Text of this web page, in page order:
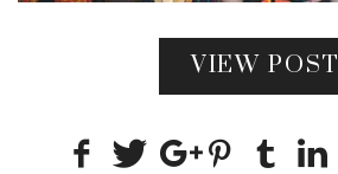
VIEW POST